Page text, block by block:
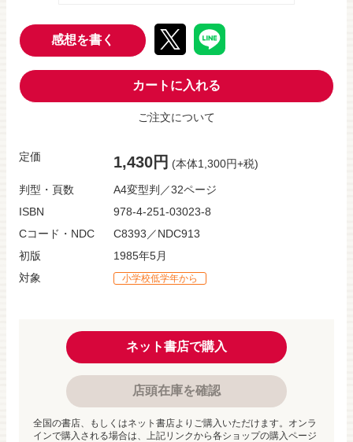
感想を書く
カートに入れる
ご注文について
定価 1,430円 (本体1,300円+税)
判型・頁数
A4変型判／32ページ
ISBN
978-4-251-03023-8
Cコード・NDC
C8393／NDC913
初版
1985年5月
対象
小学校低学年から
ネット書店で購入
店頭在庫を確認
全国の書店、もしくはネット書店よりご購入いただけます。オンラ
インで購入される場合は、上記リンクから各ショップの購入ページ